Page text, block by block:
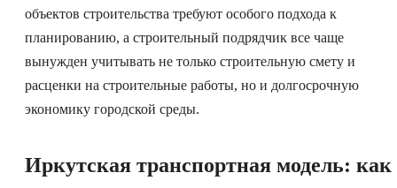
объектов строительства требуют особого подхода к
планированию, а строительный подрядчик все чаще
вынужден учитывать не только строительную смету и
расценки на строительные работы, но и долгосрочную
экономику городской среды.
Иркутская транспортная модель: как